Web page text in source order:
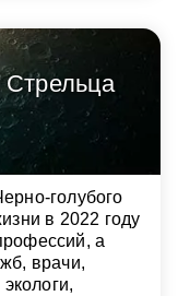
голубого
в 2022 году
а
врачи,